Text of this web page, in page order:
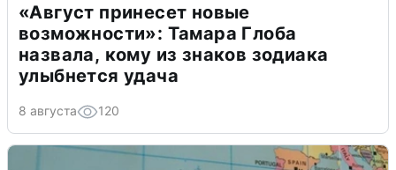
«Август принесет новые
возможности»: Тамара Глоба
назвала, кому из знаков зодиака
улыбнется удача
8 августа 120